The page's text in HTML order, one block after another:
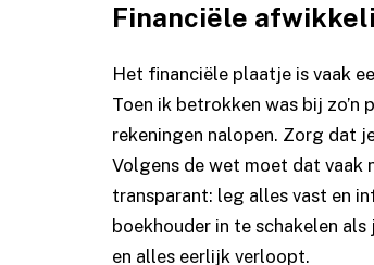
Financiële
Het financiële plaatje is vaak
Toen ik betrokken was bij
rekeningen nalopen. Zorg dat
Volgens de wet moet dat vaak
transparant: leg alles vast en
boekhouder in te schakelen
en alles eerlijk verloopt.